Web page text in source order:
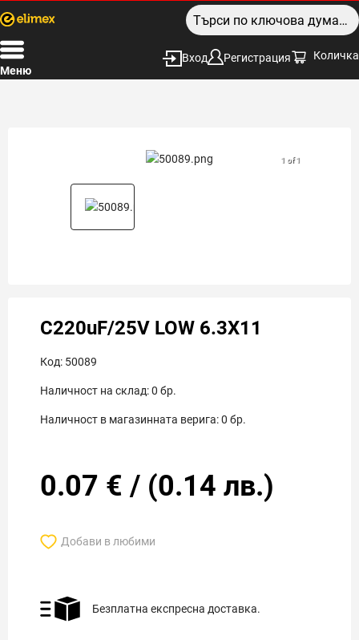
Меню
Вход Регистрация Количка
1 of 1
C220uF/25V LOW 6.3X11
Код: 50089
Наличност на склад:0 бр.
Наличност в магазинната верига:0 бр.
0.07 € / (0.14 лв.)
Добави в любими
Безплатна експресна доставка.